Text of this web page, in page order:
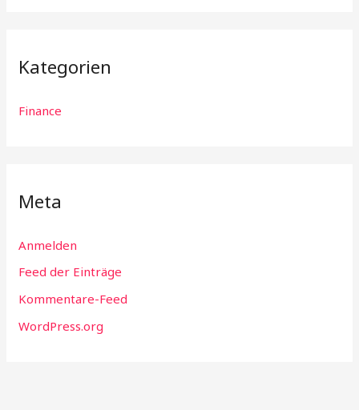
Kategorien
Finance
Meta
Anmelden
Feed der Einträge
Kommentare-Feed
WordPress.org